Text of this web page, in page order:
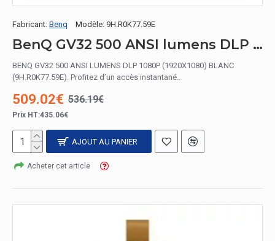
Fabricant: Benq Modèle: 9H.R0K77.59E
BenQ GV32 500 ANSI lumens DLP 1080p (1920x1080) Blanc
BENQ GV32 500 ANSI LUMENS DLP 1080P (1920X1080) BLANC
(9H.R0K77.59E). Profitez d’un accès instantané..
509.02€ 536.19€
Prix HT:435.06€
AJOUT AU PANIER
Acheter cet article